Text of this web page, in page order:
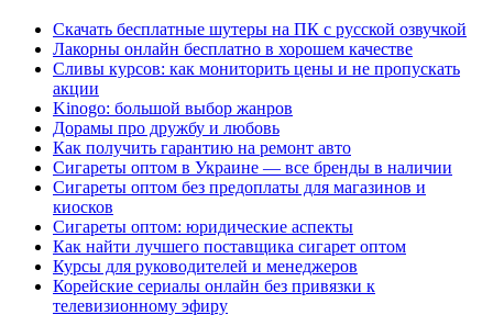
Скачать бесплатные шутеры на ПК с русской озвучкой
Лакорны онлайн бесплатно в хорошем качестве
Сливы курсов: как мониторить цены и не пропускать
акции
Kinogo: большой выбор жанров
Дорамы про дружбу и любовь
Как получить гарантию на ремонт авто
Сигареты оптом в Украине — все бренды в наличии
Сигареты оптом без предоплаты для магазинов и
киосков
Сигареты оптом: юридические аспекты
Как найти лучшего поставщика сигарет оптом
Курсы для руководителей и менеджеров
Корейские сериалы онлайн без привязки к
телевизионному эфиру